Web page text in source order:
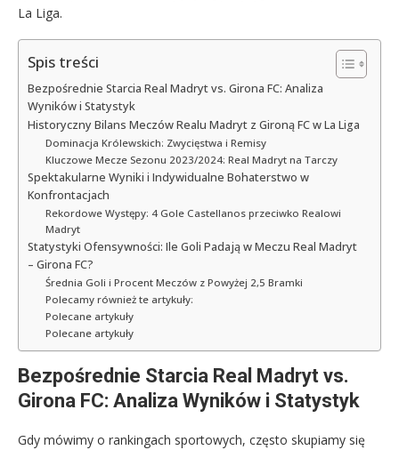
La Liga.
Spis treści
Bezpośrednie Starcia Real Madryt vs. Girona FC: Analiza
Wyników i Statystyk
Historyczny Bilans Meczów Realu Madryt z Gironą FC w La Liga
Dominacja Królewskich: Zwycięstwa i Remisy
Kluczowe Mecze Sezonu 2023/2024: Real Madryt na Tarczy
Spektakularne Wyniki i Indywidualne Bohaterstwo w
Konfrontacjach
Rekordowe Występy: 4 Gole Castellanos przeciwko Realowi
Madryt
Statystyki Ofensywności: Ile Goli Padają w Meczu Real Madryt
– Girona FC?
Średnia Goli i Procent Meczów z Powyżej 2,5 Bramki
Polecamy również te artykuły:
Polecane artykuły
Polecane artykuły
Bezpośrednie Starcia Real Madryt vs.
Girona FC: Analiza Wyników i Statystyk
Gdy mówimy o rankingach sportowych, często skupiamy się